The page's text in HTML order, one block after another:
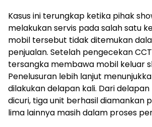
Kasus ini terungkap ketika pihak
melakukan servis pada salah satu
mobil tersebut tidak ditemukan
penjualan. Setelah pengecekan
tersangka membawa mobil keluar
Penelusuran lebih lanjut
dilakukan delapan kali. Dari
dicuri, tiga unit berhasil diamankan
lima lainnya masih dalam proses